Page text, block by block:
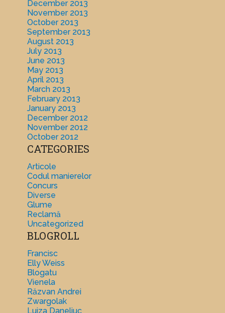
December 2013
November 2013
October 2013
September 2013
August 2013
July 2013
June 2013
May 2013
April 2013
March 2013
February 2013
January 2013
December 2012
November 2012
October 2012
CATEGORIES
Articole
Codul manierelor
Concurs
Diverse
Glume
Reclamă
Uncategorized
BLOGROLL
Francisc
Elly Weiss
Blogatu
Vienela
Răzvan Andrei
Zwargolak
Luiza Daneliuc